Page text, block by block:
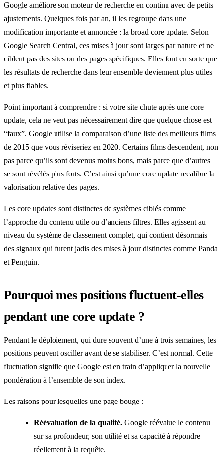
Google améliore son moteur de recherche en continu avec de petits
ajustements. Quelques fois par an, il les regroupe dans une
modification importante et annoncée : la broad core update. Selon
Google Search Central, ces mises à jour sont larges par nature et ne
ciblent pas des sites ou des pages spécifiques. Elles font en sorte que
les résultats de recherche dans leur ensemble deviennent plus utiles
et plus fiables.
Point important à comprendre : si votre site chute après une core
update, cela ne veut pas nécessairement dire que quelque chose est
“faux”. Google utilise la comparaison d’une liste des meilleurs films
de 2015 que vous réviseriez en 2020. Certains films descendent, non
pas parce qu’ils sont devenus moins bons, mais parce que d’autres
se sont révélés plus forts. C’est ainsi qu’une core update recalibre la
valorisation relative des pages.
Les core updates sont distinctes de systèmes ciblés comme
l’approche du contenu utile ou d’anciens filtres. Elles agissent au
niveau du système de classement complet, qui contient désormais
des signaux qui furent jadis des mises à jour distinctes comme Panda
et Penguin.
Pourquoi mes positions fluctuent-elles
pendant une core update ?
Pendant le déploiement, qui dure souvent d’une à trois semaines, les
positions peuvent osciller avant de se stabiliser. C’est normal. Cette
fluctuation signifie que Google est en train d’appliquer la nouvelle
pondération à l’ensemble de son index.
Les raisons pour lesquelles une page bouge :
Réévaluation de la qualité. Google réévalue le contenu
sur sa profondeur, son utilité et sa capacité à répondre
réellement à la requête.